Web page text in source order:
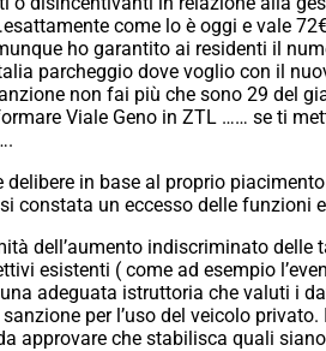
come lo è oggi e vale
ho garantito ai residenti il
parcheggio dove voglio con il
non fai più che sono 29 del
Viale Geno in ZTL …… se ti
in base al proprio
un eccesso delle funzioni
dell’aumento indiscriminato
esistenti ( come ad esempio
adeguata istruttoria che valuti i
per l’uso del veicolo
approvare che stabilisca quali